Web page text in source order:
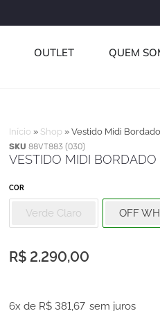
OUTLET QUEM
Início » Shop » Vestido Midi
SKU 88VT883 (030)
VESTIDO MIDI
COR
Verde Claro OFF
R$ 2.290,00
6x de R$ 381,67 sem juros
Vestido